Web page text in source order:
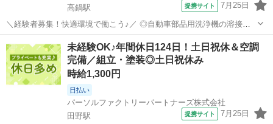
高鍋駅
提携サイト 7月25日
＼経験者募集！快適環境で働こう♪／ ◎自動車部品用洗浄機の溶接や
塗装の加工業務をお任せします！ ◎空調完備の職場で快適♪重いもの
はクレーンや台車を使用します！ ◎アーク溶接作業経験者のみの募
集！溶接資格を活かして働けます☆ ...
高鍋駅 工場
未経験OK♪年間休日124日！土日祝休＆空調
完備／組立・塗装◎土日祝休み
時給1,300円
日払い
パーソルファクトリーパートナーズ株式会社
田野駅
提携サイト 7月25日